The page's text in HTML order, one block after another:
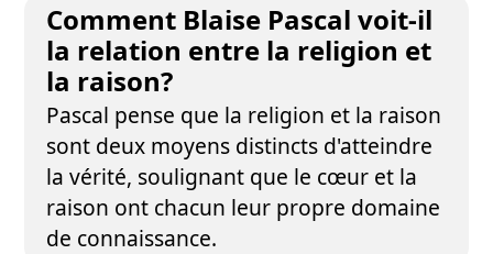
Comment Blaise Pascal voit-il
la relation entre la religion et
la raison?
Pascal pense que la religion et la raison
sont deux moyens distincts d'atteindre
la vérité, soulignant que le cœur et la
raison ont chacun leur propre domaine
de connaissance.